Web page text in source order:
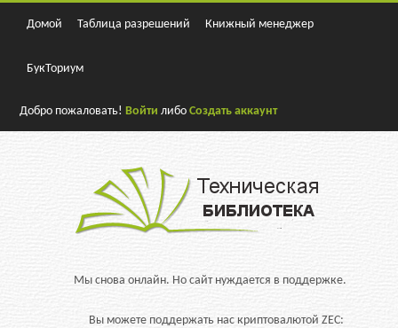
Домой Таблица разрешений Книжный менеджер
БукТориум
Добро пожаловать!Войти либоСоздать аккаунт
Мы снова онлайн. Но сайт нуждается в поддержке.
Вы можете поддержать нас криптовалютой ZEC: